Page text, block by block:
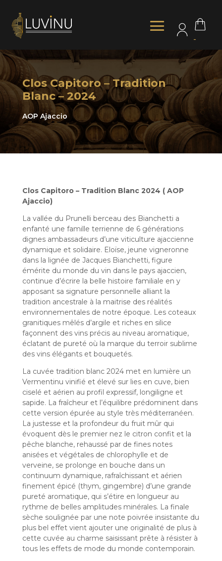
-
Clos Capitoro – Tradition
Blanc – 2024
AOP Ajaccio
Clos Capitoro – Tradition Blanc 2024 ( AOP
Ajaccio)
La vallée du Prunelli berceau des Bianchetti a
enfanté une famille terrienne de 6 générations
dignes ambassadeurs d’une viticulture ajaccienne
dynamique et solidaire. Eloïse, jeune vigneronne
dans la lignée de Jacques Bianchetti, figure
émérite du monde du vin dans le pays ajaccien,
continue d’écrire la belle histoire familiale en y
apposant sa signature personnelle alliant la
tradition ancestrale à la maitrise des réalités
environnementales de notre époque. Les coteaux
granitiques mêlés d’argile et riches en silice
façonnent des vins précis au niveau aromatique,
éclatant de pureté où la marque du terroir sublime
des vins élégants et bouquetés.
La cuvée tradition blanc 2024 met en lumière un
Vermentinu vinifié et élevé sur lies en cuve, bien
ciselé et aérien au profil expressif, longiligne et
sapide. La fraîcheur et l’équilibre prédominent dans
cette version épurée au style très méditerranéen.
La justesse et la profondeur du fruit mûr qui
évoquent dès le premier nez le citron confit et la
pêche blanche, rehaussé par de fines notes
anisées et végétales de chlorophylle et de
verveine, se prolonge en bouche dans un
continuum dynamique, rafraîchissant et aérien
finement épicé (thym, gingembre) d’une grande
pureté aromatique, qui s’étire en longueur au
rythme de belles amplitudes minérales. La finale
sèche soulignée par une note poivrée insistante du
plus bel effet vient ajouter une originalité de plus à
cette cuvée au charme saisissant prête à résister à
tous les effets de mode du monde contemporain.